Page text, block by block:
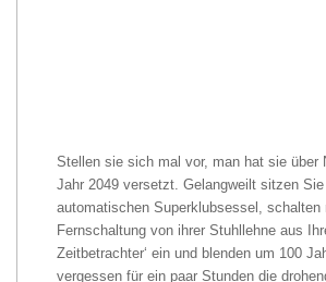
Stellen sie sich mal vor, man hat sie über
Jahr 2049 versetzt. Gelangweilt sitzen
automatischen Superklubsessel, schalten
Fernschaltung von ihrer Stuhllehne aus
Zeitbetrachter‘ ein und blenden um 100
vergessen für ein paar Stunden die